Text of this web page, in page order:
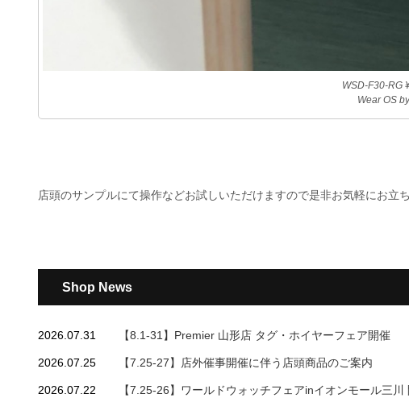
WSD-F30-RG
Wear OS
店頭のサンプルにて操作などお試しいただけますので是非お気軽にお立
Shop News
2026.07.31 【8.1-31】Premier 山形店 タグ・ホイヤーフェア開催
2026.07.25 【7.25-27】店外催事開催に伴う店頭商品のご案内
2026.07.22 【7.25-26】ワールドウォッチフェアinイオンモール三川